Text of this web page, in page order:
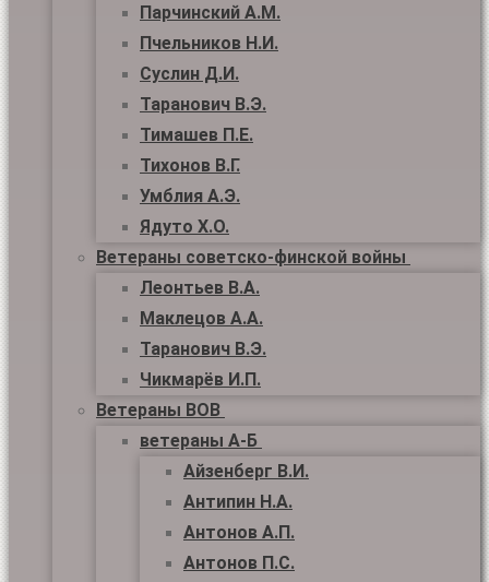
Парчинский А.М.
Пчельников Н.И.
Суслин Д.И.
Таранович В.Э.
Тимашев П.Е.
Тихонов В.Г.
Умблия А.Э.
Ядуто Х.О.
Ветераны советско-финской войны
Леонтьев В.А.
Маклецов А.А.
Таранович В.Э.
Чикмарёв И.П.
Ветераны ВОВ
ветераны А-Б
Айзенберг В.И.
Антипин Н.А.
Антонов А.П.
Антонов П.С.